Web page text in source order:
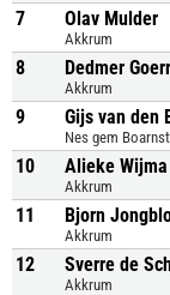
7 Olav Mulder
Akkrum
8 Dedmer
Akkrum
9 Gijs van den
Nes gem
10 Alieke Wijma
Akkrum
11 Bjorn
Akkrum
12 Sverre de
Akkrum